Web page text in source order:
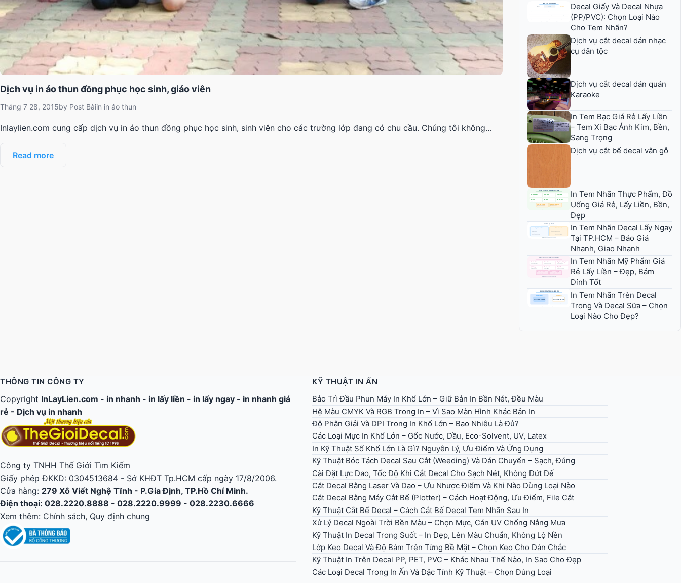
Dịch vụ in áo thun đồng phục học sinh, giáo viên
Tháng 7 28, 2015by Post Bàiin in áo thun
Inlaylien.com cung cấp dịch vụ in áo thun đồng phục học sinh, sinh viên cho các trường lớp đang có chu cầu. Chúng tôi không…
Read more
Decal Giấy Và Decal Nhựa
(PP/PVC): Chọn Loại Nào
Cho Tem Nhãn?
Dịch vụ cắt decal dán nhạc
cụ dân tộc
Dịch vụ cắt decal dán quán
Karaoke
In Tem Bạc Giá Rẻ Lấy Liền
– Tem Xi Bạc Ánh Kim, Bền,
Sang Trọng
Dịch vụ cắt bế decal vân gỗ
In Tem Nhãn Thực Phẩm, Đồ
Uống Giá Rẻ, Lấy Liền, Bền,
Đẹp
In Tem Nhãn Decal Lấy Ngay
Tại TP.HCM – Báo Giá
Nhanh, Giao Nhanh
In Tem Nhãn Mỹ Phẩm Giá
Rẻ Lấy Liền – Đẹp, Bám
Dính Tốt
In Tem Nhãn Trên Decal
Trong Và Decal Sữa – Chọn
Loại Nào Cho Đẹp?
THÔNG TIN CÔNG TY
Copyright InLayLien.com - in nhanh - in lấy liền - in lấy ngay - in nhanh giá
rẻ - Dịch vụ in nhanh
Công ty TNHH Thế Giới Tìm Kiếm
Giấy phép ĐKKD: 0304513684 - Sở KHĐT Tp.HCM cấp ngày 17/8/2006.
Cửa hàng: 279 Xô Viết Nghệ Tĩnh - P.Gia Định, TP.Hồ Chí Minh.
Điện thoại: 028.2220.8888 - 028.2220.9999 - 028.2230.6666
Xem thêm: Chính sách, Quy định chung
KỸ THUẬT IN ẤN
Bảo Trì Đầu Phun Máy In Khổ Lớn – Giữ Bản In Bền Nét, Đều Màu
Hệ Màu CMYK Và RGB Trong In – Vì Sao Màn Hình Khác Bản In
Độ Phân Giải Và DPI Trong In Khổ Lớn – Bao Nhiêu Là Đủ?
Các Loại Mực In Khổ Lớn – Gốc Nước, Dầu, Eco-Solvent, UV, Latex
In Kỹ Thuật Số Khổ Lớn Là Gì? Nguyên Lý, Ưu Điểm Và Ứng Dụng
Kỹ Thuật Bóc Tách Decal Sau Cắt (Weeding) Và Dán Chuyển – Sạch, Đúng
Cài Đặt Lực Dao, Tốc Độ Khi Cắt Decal Cho Sạch Nét, Không Đứt Đế
Cắt Decal Bằng Laser Và Dao – Ưu Nhược Điểm Và Khi Nào Dùng Loại Nào
Cắt Decal Bằng Máy Cắt Bế (Plotter) – Cách Hoạt Động, Ưu Điểm, File Cắt
Kỹ Thuật Cắt Bế Decal – Cách Cắt Bế Decal Tem Nhãn Sau In
Xử Lý Decal Ngoài Trời Bền Màu – Chọn Mực, Cán UV Chống Nắng Mưa
Kỹ Thuật In Decal Trong Suốt – In Đẹp, Lên Màu Chuẩn, Không Lộ Nền
Lớp Keo Decal Và Độ Bám Trên Từng Bề Mặt – Chọn Keo Cho Dán Chắc
Kỹ Thuật In Trên Decal PP, PET, PVC – Khác Nhau Thế Nào, In Sao Cho Đẹp
Các Loại Decal Trong In Ấn Và Đặc Tính Kỹ Thuật – Chọn Đúng Loại